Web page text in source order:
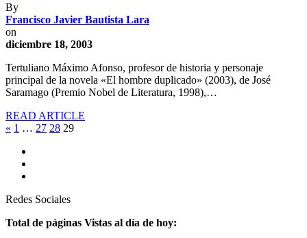
By
Francisco Javier Bautista Lara
on
diciembre 18, 2003
Tertuliano Máximo Afonso, profesor de historia y personaje
principal de la novela «El hombre duplicado» (2003), de José
Saramago (Premio Nobel de Literatura, 1998),…
READ ARTICLE
« 1 … 27 28 29
Redes Sociales
Total de páginas Vistas al día de hoy: